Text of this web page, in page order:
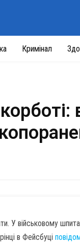
Кримінал
У військовому
в Фейсбуці